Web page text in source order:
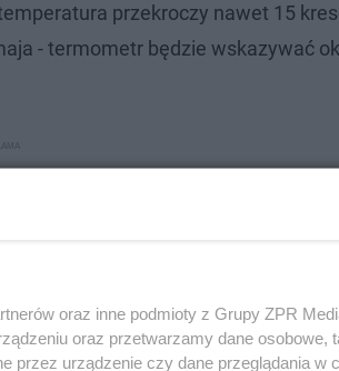
przekroczy nawet 15
- termometr będzie wskazywać
oraz inne podmioty z Grupy ZPR
oraz przetwarzamy dane osobowe,
przez urządzenie czy dane przeglądania w